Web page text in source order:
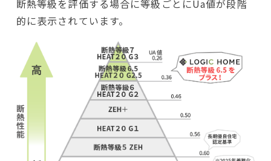
断熱等級を評価する場合に等級ごとにUa値が段階
的に表示されています。